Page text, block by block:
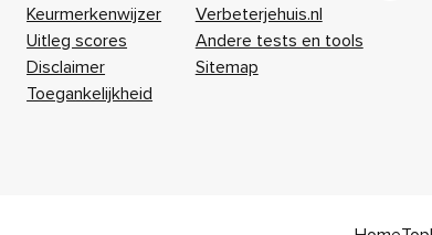
Keurmerkenwijzer
Uitleg scores
Disclaimer
Toegankelijkheid
Verbeterjehuis.nl
Andere tests en tools
Sitemap